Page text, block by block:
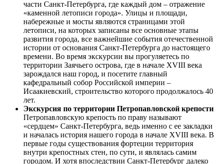
части Санкт-Петербурга, где каждый дом – отражение
«каменной летописи города». Улицы и площади,
набережные и мосты являются страницами этой
летописи, на которых записаны все основные этапы
развития города, все важнейшие события отечественной
истории от основания Санкт-Петербурга до настоящего
времени. Во время экскурсии вы прогуляетесь по
территории Заячьего острова, где в начале XVIII века
зарождался наш город, и посетите главный
кафедральный собор Российской империи –
Исаакиевский, строительство которого продолжалось 40
лет.
Экскурсия по территории Петропавловской крепости
Петропавловскую крепость по праву называют
«сердцем» Санкт-Петербурга, ведь именно с ее закладки
и началась история нашего города в начале XVIII века. В
первые годы существования фортеции территория
внутри крепостных стен, по сути, и являлась самим
городом. И хотя впоследствии Санкт-Петербург далеко